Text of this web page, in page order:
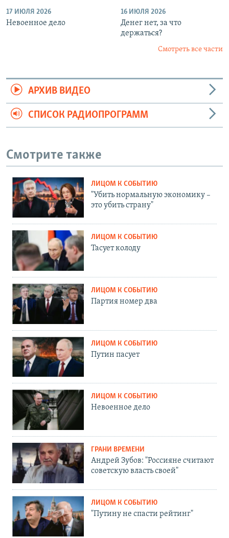
17 ИЮЛЯ 2026
Невоенное дело
16 ИЮЛЯ 2026
Денег нет, за что
держаться?
Смотреть все части
АРХИВ ВИДЕО
СПИСОК РАДИОПРОГРАММ
Смотрите также
ЛИЦОМ К СОБЫТИЮ
"Убить нормальную экономику –
это убить страну"
ЛИЦОМ К СОБЫТИЮ
Тасует колоду
ЛИЦОМ К СОБЫТИЮ
Партия номер два
ЛИЦОМ К СОБЫТИЮ
Путин пасует
ЛИЦОМ К СОБЫТИЮ
Невоенное дело
ГРАНИ ВРЕМЕНИ
Андрей Зубов: "Россияне считают
советскую власть своей"
ЛИЦОМ К СОБЫТИЮ
"Путину не спасти рейтинг"